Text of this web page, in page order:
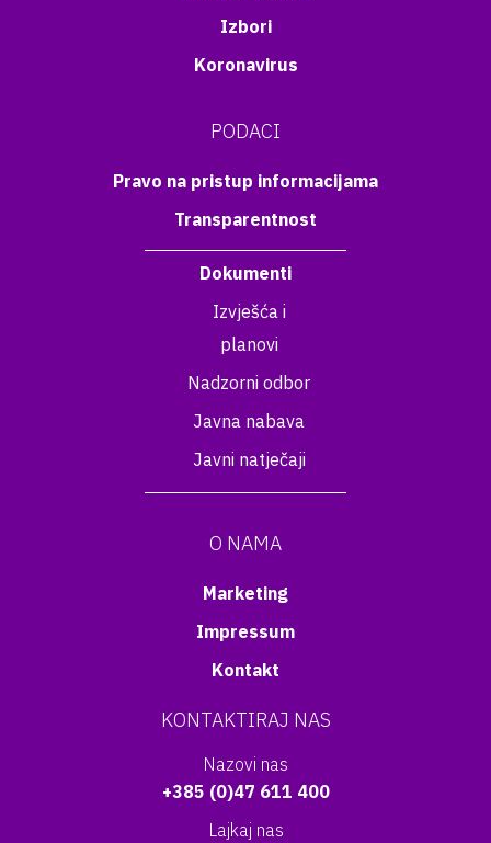
Izbori
Koronavirus
PODACI
Pravo na pristup informacijama
Transparentnost
Dokumenti
Izvješća i
planovi
Nadzorni odbor
Javna nabava
Javni natječaji
O NAMA
Marketing
Impressum
Kontakt
KONTAKTIRAJ NAS
Nazovi nas
+385 (0)47 611 400
Lajkaj nas